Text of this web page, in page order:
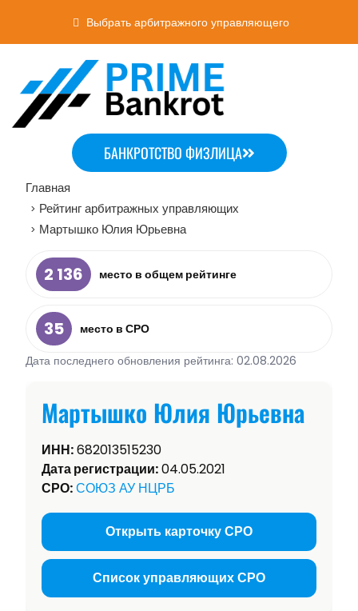
Выбрать арбитражного управляющего
БАНКРОТСТВО ФИЗЛИЦА
Главная
> Рейтинг арбитражных управляющих
> Мартышко Юлия Юрьевна
2 136 место в общем рейтинге
35
место в СРО
Дата последнего обновления рейтинга: 02.08.2026
Мартышко Юлия Юрьевна
ИНН:682013515230
Дата регистрации:04.05.2021
СРО:СОЮЗ АУ НЦРБ
Открыть карточку СРО
Список управляющих СРО